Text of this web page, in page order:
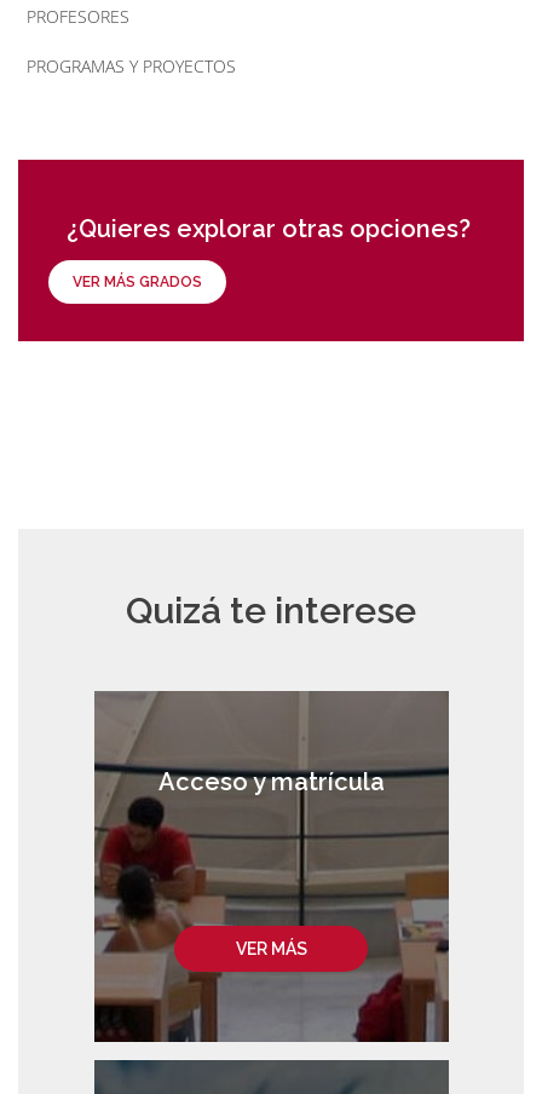
PROFESORES
PROGRAMAS Y PROYECTOS
¿Quieres explorar otras opciones?
VER MÁS GRADOS
Quizá te interese
VER MÁS
Acceso y matrícula